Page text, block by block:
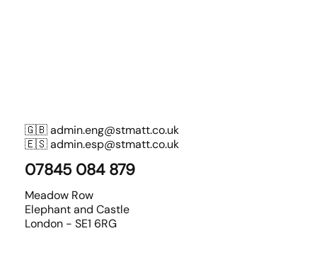
🇬🇧admin.eng@stmatt.co.uk
🇪🇸admin.esp@stmatt.co.uk
07845 084 879
Meadow Row
Elephant and Castle
London - SE1 6RG